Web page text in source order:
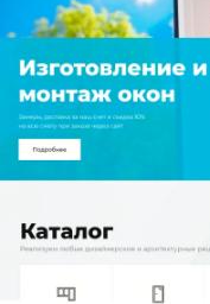
Сайт-бизнес
Интернет-
Ссылка на проект:
Что сделано
Запустили
основе
Яндекс.Директ
поддержку и